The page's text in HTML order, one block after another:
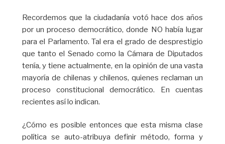
Recordemos que la ciudadanía votó hace dos años
por un proceso democrático, donde NO había lugar
para el Parlamento. Tal era el grado de desprestigio
que tanto el Senado como la Cámara de Diputados
tenía, y tiene actualmente, en la opinión de una vasta
mayoría de chilenas y chilenos, quienes reclaman un
proceso constitucional democrático. En cuentas
recientes así lo indican.
¿Cómo es posible entonces que esta misma clase
política se auto-atribuya definir método, forma y